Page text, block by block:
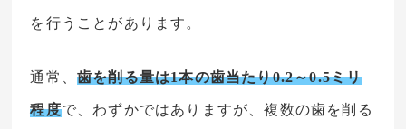
を行うことがあります。
通常、歯を削る量は1本の歯当たり0.2～0.5ミリ
程度で、わずかではありますが、複数の歯を削る